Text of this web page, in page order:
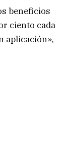
beneficios
ciento cada
aplicación»,